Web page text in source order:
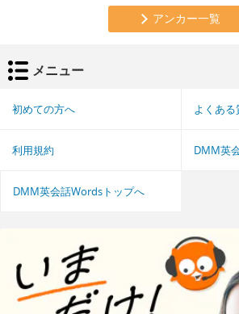
アンカー一覧
メニュー
初めての方へ よくある
利用規約 DMM英
DMM英会話Wordsトップへ